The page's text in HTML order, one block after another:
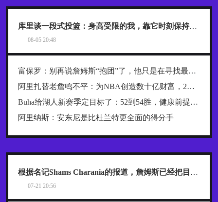
库里谈一段式投篮：身高受限的我，靠它时刻保持发力与极快出手
08-05 20:48
富保罗：别再说詹姆斯“抱团”了，他只是在寻找最好的合作者
阿里扎替老詹鸣不平：为NBA创造数十亿财富，2年800万被亏待了
Buha给湖人新赛季定目标了：52到54胜，健康前提下西部前四稳了
阿里纳斯：安东尼是比杜兰特更全面的得分手
根据名记Shams Charania的报道，詹姆斯已经把目标范围缩小到了热火、骑士和76人这三支东部球队
07-21 20:56